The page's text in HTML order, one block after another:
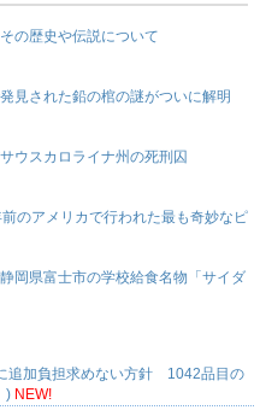
の歴史や伝説について
見された鉛の棺の謎がついに解明
ウスカロライナ州の死刑囚
のアメリカで行われた最も奇妙なピ
岡県富士市の学校給食名物「サイダ
追加負担求めない方針 1042品目の
) NEW!